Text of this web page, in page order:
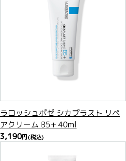
ラロッシュポゼ シカプラスト リペ
アクリーム B5+ 40ml
3,190円(税込)